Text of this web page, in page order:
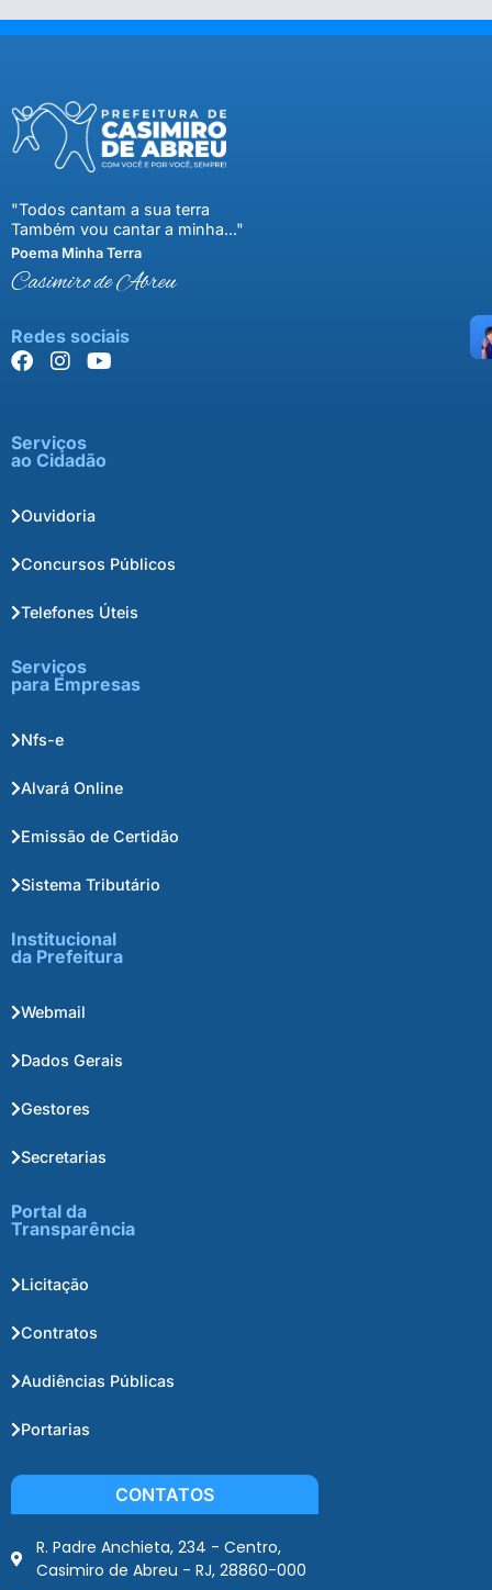
"Todos cantam a sua terra
Também vou cantar a minha..."
Poema Minha Terra
Casimiro de Abreu
Redes sociais
Serviços
ao Cidadão
Ouvidoria
Concursos Públicos
Telefones Úteis
Serviços
para Empresas
Nfs-e
Alvará Online
Emissão de Certidão
Sistema Tributário
Institucional
da Prefeitura
Webmail
Dados Gerais
Gestores
Secretarias
Portal da
Transparência
Licitação
Contratos
Audiências Públicas
Portarias
CONTATOS
R. Padre Anchieta, 234 - Centro,
Casimiro de Abreu - RJ, 28860-000